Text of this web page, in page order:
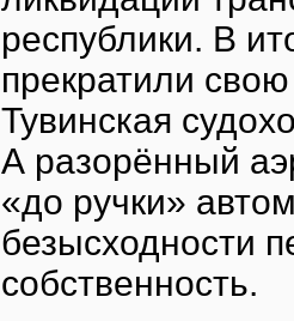
республики. В
прекратили
Тувинская
А разорённый
«до ручки»
безысходности
собственность.